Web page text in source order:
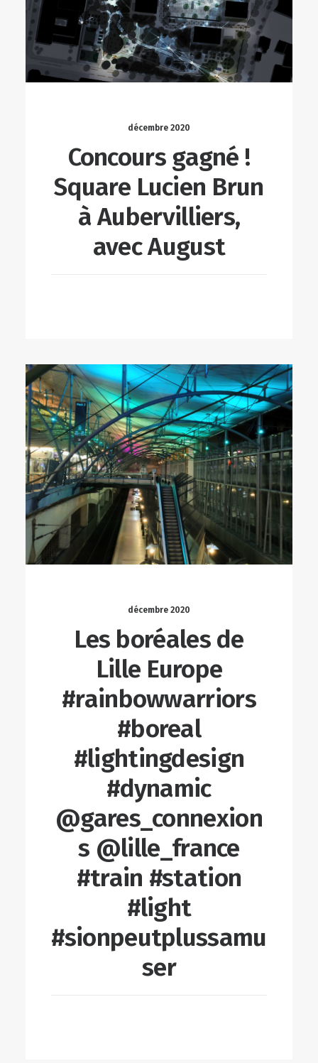
décembre 2020
Concours gagné !
Square Lucien Brun
à Aubervilliers,
avec August
décembre 2020
Les boréales de
Lille Europe
#rainbowwarriors
#boreal
#lightingdesign
#dynamic
@gares_connexion
s @lille_france
#train #station
#light
#sionpeutplussamu
ser